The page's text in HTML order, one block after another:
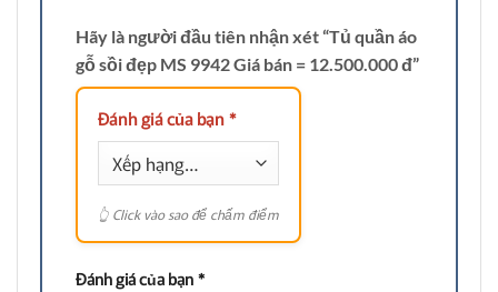
Hãy là người đầu tiên nhận xét “Tủ quần áo
gỗ sồi đẹp MS 9942 Giá bán = 12.500.000 đ”
Đánh giá của bạn*
Đánh giá của bạn*